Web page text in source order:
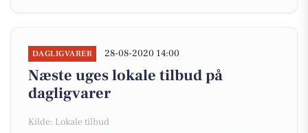
DAGLIGVARER 28-08-2020 14:00
Næste uges lokale tilbud på
dagligvarer
Kilde: Lokale tilbud